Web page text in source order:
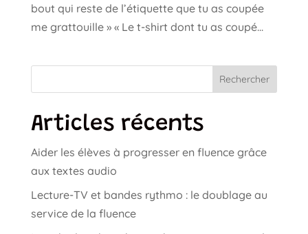
bout qui reste de l’étiquette que tu as coupée
me grattouille » « Le t-shirt dont tu as coupé...
Rechercher
Articles récents
Aider les élèves à progresser en fluence grâce
aux textes audio
Lecture-TV et bandes rythmo : le doublage au
service de la fluence